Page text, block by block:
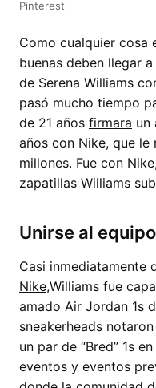
Pinterest
Como cualquier cosa
buenas deben llegar
de Serena Williams
pasó mucho tiempo
de 21 años firmara un
años con Nike, que
millones. Fue con
zapatillas Williams
Unirse al
Casi inmediatamente
Nike,Williams fue
amado Air Jordan 1s
sneakerheads
un par de “Bred” 1s
eventos y eventos